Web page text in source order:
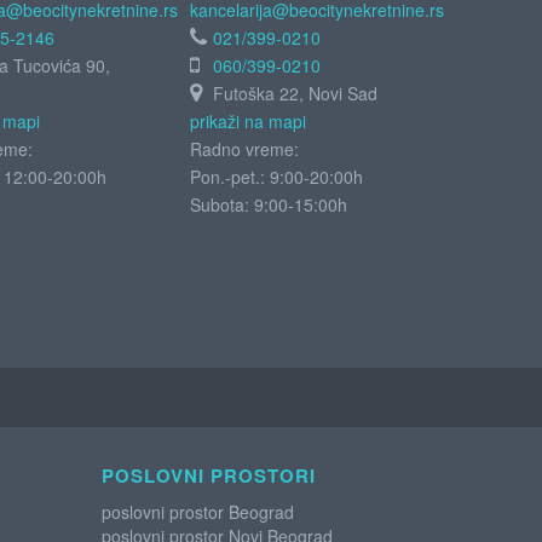
2146
Tucovića 90,
20:00h
kancelarija@beocitynekretnine.rs
021/399-0210
060/399-0210
Futoška 22, Novi Sad
prikaži na mapi
Radno vreme:
Pon.-pet.: 9:00-20:00h
Subota: 9:00-15:00h
POSLOVNI PROSTORI
poslovni prostor Beograd
poslovni prostor Novi Beograd